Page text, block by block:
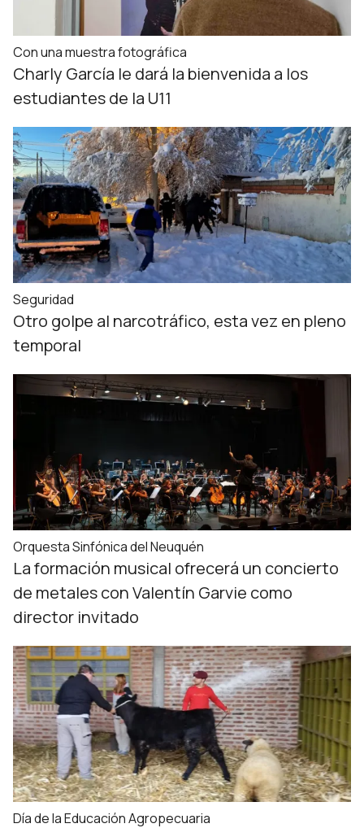
Con una muestra fotográfica
Charly García le dará la bienvenida a los
estudiantes de la U11
Seguridad
Otro golpe al narcotráfico, esta vez en pleno
temporal
Orquesta Sinfónica del Neuquén
La formación musical ofrecerá un concierto
de metales con Valentín Garvie como
director invitado
Día de la Educación Agropecuaria